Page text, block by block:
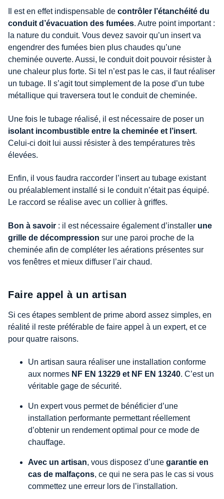
Il est en effet indispensable de contrôler l’étanchéité du
conduit d’évacuation des fumées. Autre point important :
la nature du conduit. Vous devez savoir qu’un insert va
engendrer des fumées bien plus chaudes qu’une
cheminée ouverte. Aussi, le conduit doit pouvoir résister à
une chaleur plus forte. Si tel n’est pas le cas, il faut réaliser
un tubage. Il s’agit tout simplement de la pose d’un tube
métallique qui traversera tout le conduit de cheminée.
Une fois le tubage réalisé, il est nécessaire de poser un
isolant incombustible entre la cheminée et l’insert.
Celui-ci doit lui aussi résister à des températures très
élevées.
Enfin, il vous faudra raccorder l’insert au tubage existant
ou préalablement installé si le conduit n’était pas équipé.
Le raccord se réalise avec un collier à griffes.
Bon à savoir : il est nécessaire également d’installer une
grille de décompression sur une paroi proche de la
cheminée afin de compléter les aérations présentes sur
vos fenêtres et mieux diffuser l’air chaud.
Faire appel à un artisan
Si ces étapes semblent de prime abord assez simples, en
réalité il reste préférable de faire appel à un expert, et ce
pour quatre raisons.
Un artisan saura réaliser une installation conforme
aux normes NF EN 13229 et NF EN 13240. C’est un
véritable gage de sécurité.
Un expert vous permet de bénéficier d’une
installation performante permettant réellement
d’obtenir un rendement optimal pour ce mode de
chauffage.
Avec un artisan, vous disposez d’une garantie en
cas de malfaçons, ce qui ne sera pas le cas si vous
commettez une erreur lors de l’installation.